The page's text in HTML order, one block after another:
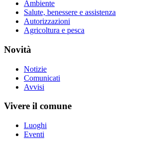
Ambiente
Salute, benessere e assistenza
Autorizzazioni
Agricoltura e pesca
Novità
Notizie
Comunicati
Avvisi
Vivere il comune
Luoghi
Eventi